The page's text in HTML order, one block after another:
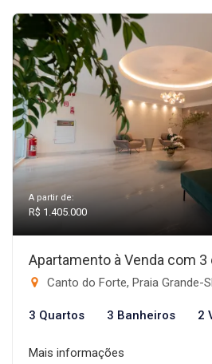
A partir de:
R$ 1.405.000
Apartamento à Venda com 3
Canto do Forte, Praia Grande-
3 Quartos 3 Banheiros 2
Mais informações